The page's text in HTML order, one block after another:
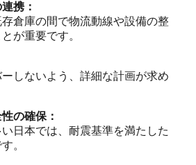
携：
倉庫の間で物流動線や設備の整
が重要です。
しないよう、詳細な計画が求め
の確保：
日本では、耐震基準を満たした
。